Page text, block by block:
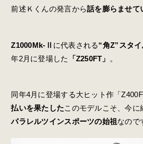
前述Ｋくんの発言から話を膨らませて
Z1000Mk-Ⅱ に代表される“角Z”スタ
年2月に登場した
「Z250FT」 。
同年4月に登場する大ヒット作「
払いを果たしたこのモデルこそ、今に
パラレルツインスポーツの始祖なので